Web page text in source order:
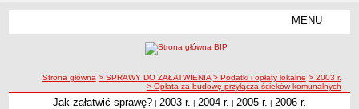
MENU
Status gminy
Lokalizacja
ścieżka nawigacji
Strona główna > SPRAWY DO ZAŁATWIENIA > Podatki i opłaty lokalne > 2003 r.
> Opłata za budowę przyłącza ścieków komunalnych
Jak załatwić sprawę? | 2003 r. | 2004 r. | 2005 r. | 2006 r.